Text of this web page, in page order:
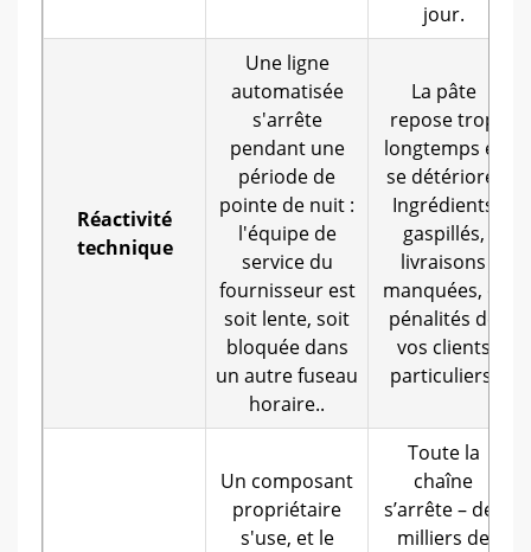
jour.
Réactivité
technique
Une ligne
automatisée
s'arrête
pendant une
période de
pointe de nuit :
l'équipe de
service du
fournisseur est
soit lente, soit
bloquée dans
un autre fuseau
horaire..
La pâte
repose trop
longtemps et
se détériore.
Ingrédients
gaspillés,
livraisons
manquées, et
pénalités de
vos clients
particuliers.
Un composant
propriétaire
s'use, et le
Toute la
chaîne
s’arrête – des
milliers de